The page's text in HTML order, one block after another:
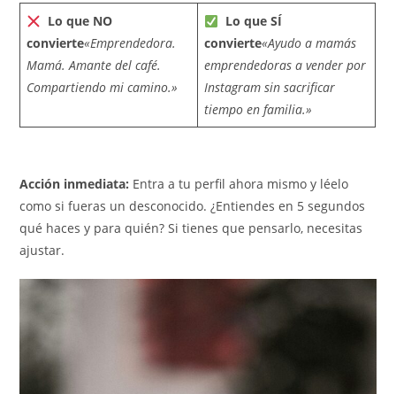
Lo que NO
convierte«Emprendedora.
Mamá. Amante del café.
Compartiendo mi camino.»
Lo que SÍ
convierte«Ayudo a mamás
emprendedoras a vender por
Instagram sin sacrificar
tiempo en familia.»
Acción inmediata: Entra a tu perfil ahora mismo y léelo
como si fueras un desconocido. ¿Entiendes en 5 segundos
qué haces y para quién? Si tienes que pensarlo, necesitas
ajustar.